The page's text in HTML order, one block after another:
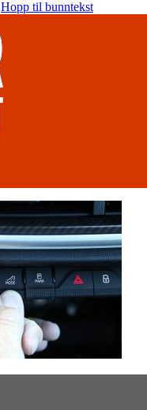
Hopp til bunntekst